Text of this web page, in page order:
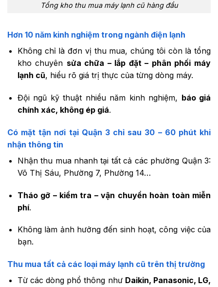
Tổng kho thu mua máy lạnh cũ hàng đầu
Hơn 10 năm kinh nghiệm trong ngành điện lạnh
Không chỉ là đơn vị thu mua, chúng tôi còn là tổng
kho chuyên sửa chữa – lắp đặt – phân phối máy
lạnh cũ, hiểu rõ giá trị thực của từng dòng máy.
Đội ngũ kỹ thuật nhiều năm kinh nghiệm, báo giá
chính xác, không ép giá.
Có mặt tận nơi tại Quận 3 chỉ sau 30 – 60 phút khi
nhận thông tin
Nhận thu mua nhanh tại tất cả các phường Quận 3:
Võ Thị Sáu, Phường 7, Phường 14…
Tháo gỡ – kiểm tra – vận chuyển hoàn toàn miễn
phí.
Không làm ảnh hưởng đến sinh hoạt, công việc của
bạn.
Thu mua tất cả các loại máy lạnh cũ trên thị trường
Từ các dòng phổ thông như Daikin, Panasonic, LG,